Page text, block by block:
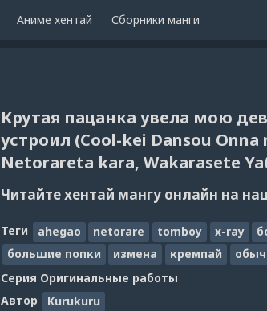
Аниме хентай Сборники манги
Крутая пацанка увела мою
устроил (Cool-kei Dansou Onna
Netorareta kara, Wakarasete
Читайте хентай мангу онлайн на
Теги ahegao netorare tomboy x-ray
большие попки
измена кремпай
Серия Оригинальные работы
Автор
Kurukuru